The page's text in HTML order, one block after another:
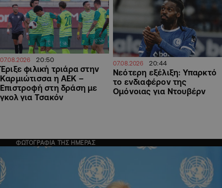
07.08.2026 20:50
Έριξε φιλική τριάρα στην
Καρμιώτισσα η ΑΕΚ –
Επιστροφή στη δράση με
γκολ για Τσακόν
07.08.2026 20:44
Νεότερη εξέλιξη: Υπαρκτό
το ενδιαφέρον της
Ομόνοιας για Ντουβέρν
ΦΩΤΟΓΡΑΦΙΑ ΤΗΣ ΗΜΕΡΑΣ